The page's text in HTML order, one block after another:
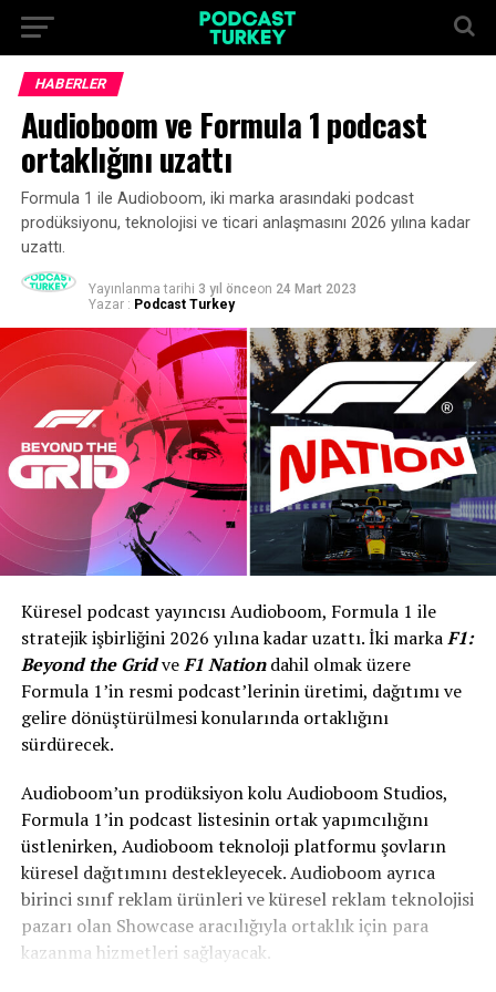
HABERLER
Audioboom ve Formula 1 podcast
ortaklığını uzattı
Formula 1 ile Audioboom, iki marka arasındaki podcast
prodüksiyonu, teknolojisi ve ticari anlaşmasını 2026 yılına kadar
uzattı.
Yayınlanma tarihi 3 yıl önceon 24 Mart 2023
Yazar : Podcast Turkey
Küresel podcast yayıncısı Audioboom, Formula 1 ile
stratejik işbirliğini 2026 yılına kadar uzattı. İki markaF1:
Beyond the GridveF1 Nationdahil olmak üzere
Formula 1’in resmi podcast’lerinin üretimi, dağıtımı ve
gelire dönüştürülmesi konularında ortaklığını
sürdürecek.
Audioboom’un prodüksiyon kolu Audioboom Studios,
Formula 1’in podcast listesinin ortak yapımcılığını
üstlenirken, Audioboom teknoloji platformu şovların
küresel dağıtımını destekleyecek. Audioboom ayrıca
birinci sınıf reklam ürünleri ve küresel reklam teknolojisi
pazarı olan Showcase aracılığıyla ortaklık için para
kazanma hizmetleri sağlayacak.